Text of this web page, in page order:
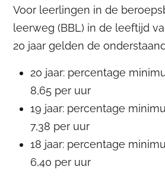
Voor leerlingen in de
leerweg (BBL) in de leeftijd
20 jaar gelden de
20 jaar: percentage
8,65 per uur
19 jaar: percentage
7,38 per uur
18 jaar: percentage
6,40 per uur